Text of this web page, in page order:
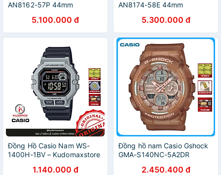
AN8162-57P 44mm
5.100.000 đ
AN8174-58E 44mm
5.300.000 đ
Đồng Hồ Casio Nam WS-
1400H-1BV – Kudomaxstore
1.140.000 đ
Đồng hồ nam Casio Gshock
GMA-S140NC-5A2DR
2.450.400 đ